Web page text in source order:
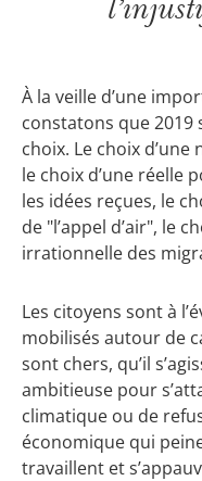
À la veille d’une
constatons que 2019
choix. Le choix
le choix d’une réelle
les idées reçues, le
de "l’appel d’air", le
irrationnelle des
Les citoyens sont à
mobilisés autour de
sont chers, qu’il
ambitieuse pour
climatique ou de
économique qui
travaillent et